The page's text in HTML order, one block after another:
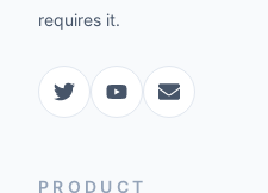
requires it.
PRODUCT